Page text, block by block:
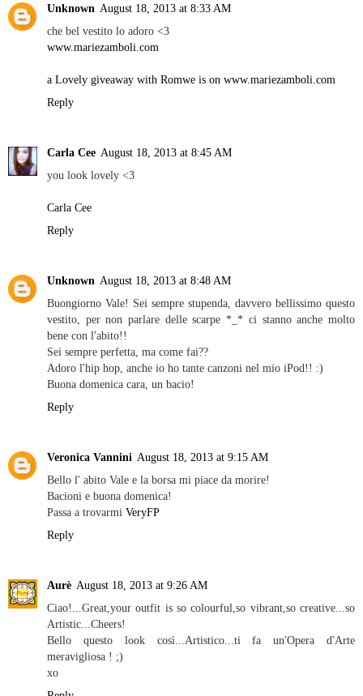
Unknown August 18, 2013 at 8:33 AM
che bel vestito lo adoro <3
www.mariezamboli.com
a Lovely giveaway with Romwe is on www.mariezamboli.com
Reply
Carla Cee August 18, 2013 at 8:45 AM
you look lovely <3
Carla Cee
Reply
Unknown August 18, 2013 at 8:48 AM
Buongiorno Vale! Sei sempre stupenda, davvero bellissimo questo
vestito, per non parlare delle scarpe *_* ci stanno anche molto
bene con l'abito!!
Sei sempre perfetta, ma come fai??
Adoro l'hip hop, anche io ho tante canzoni nel mio iPod!! :)
Buona domenica cara, un bacio!
Reply
Veronica Vannini August 18, 2013 at 9:15 AM
Bello l' abito Vale e la borsa mi piace da morire!
Bacioni e buona domenica!
Passa a trovarmi VeryFP
Reply
Aurè August 18, 2013 at 9:26 AM
Ciao!...Great,your outfit is so colourful,so vibrant,so creative...so
Artistic...Cheers!
Bello questo look così...Artistico...ti fa un'Opera d'Arte
meravigliosa ! ;)
xo